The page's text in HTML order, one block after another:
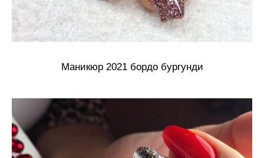
Маникюр 2021 бордо бургунди